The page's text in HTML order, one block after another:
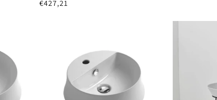
Normaler
€427,21